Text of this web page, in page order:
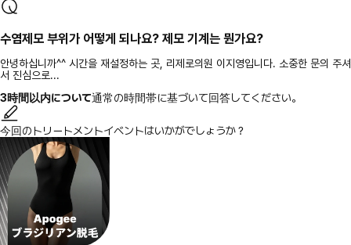
수염제모 부위가 어떻게 되나요? 제모 기계는 뭔가요?
안녕하십니까^^ 시간을 재설정하는 곳, 리제로의원 이지영입니다. 소중한 문의 주셔
서 진심으로...
3時間以内について通常の時間帯に基づいて回答してください。
今回のトリートメントイベントはいかがでしょうか？